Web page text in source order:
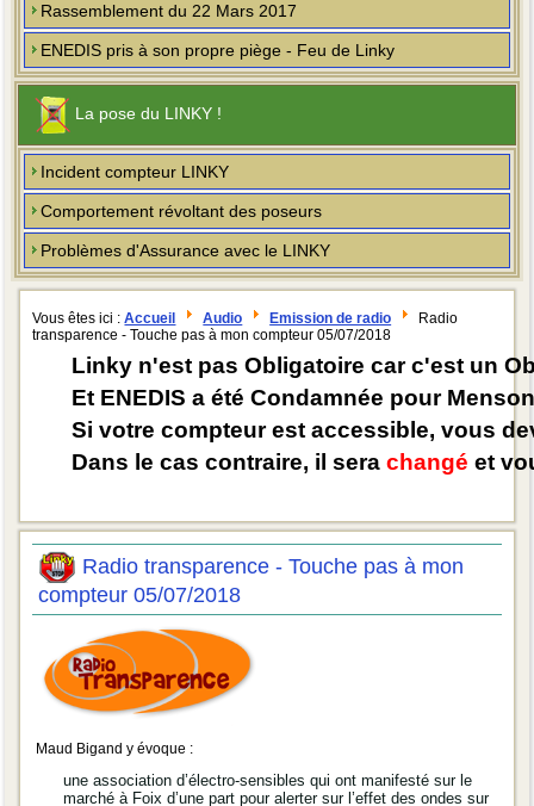
Rassemblement du 22 Mars 2017
ENEDIS pris à son propre piège - Feu de Linky
La pose du LINKY !
Incident compteur LINKY
Comportement révoltant des poseurs
Problèmes d'Assurance avec le LINKY
Vous êtes ici :Accueil Audio Emission de radio
Radio
transparence - Touche pas à mon compteur 05/07/2018
Linky n'est pas Obligatoire car c'est un
Et ENEDIS a été Condamnée pour
Si votre compteur est accessible, vous
Dans le cas contraire, il serachangé et
Radio transparence - Touche pas à mon
compteur 05/07/2018
Maud Bigand y évoque :
une association d’électro-sensibles qui ont manifesté sur le
marché à Foix d’une part pour alerter sur l’effet des ondes sur